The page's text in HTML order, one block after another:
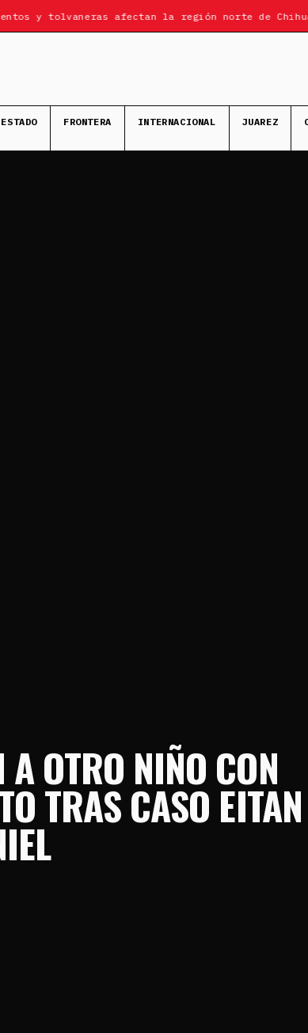
y tolvaneras afectan la región norte de
ESTADO FRONTERA INTERNACIONAL JUAREZ
OTRO NIÑO CON
TRAS CASO EITAN